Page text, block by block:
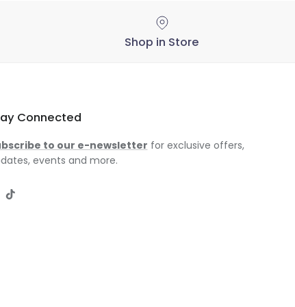
Shop in Store
Connected
to our e-newsletter for exclusive offers,
events and more.
TikTok